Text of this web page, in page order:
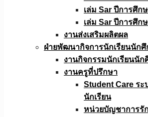
เล่ม Sar ปีการศึก
เล่ม Sar ปีการศึก
งานส่งเสริมผลิตผล
ฝ่ายพัฒนากิจการนักเรียนนักศึ
งานกิจกรรมนักเรียนนัก
งานครูที่ปรึกษา
Student Care ระ
นักเรียน
หน่วยบัญชาการรั